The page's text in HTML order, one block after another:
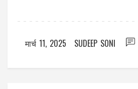
मार्च 11, 2025 SUDEEP SONI